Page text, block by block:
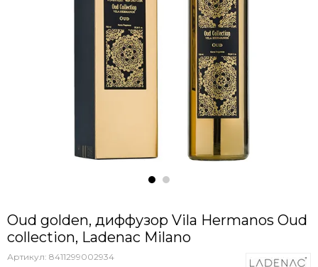
Oud golden, диффузор Vila Hermanos Oud
collection, Ladenac Milano
Артикул: 8411299002934